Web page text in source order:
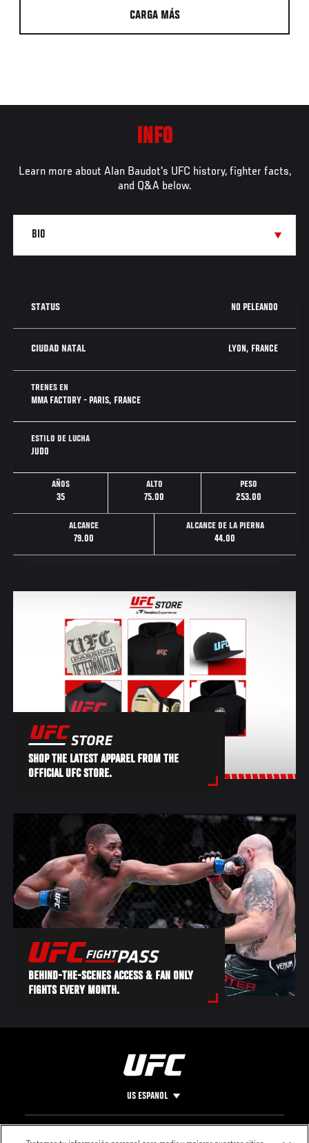
CARGA MÁS
INFO
Learn more about Alan Baudot's UFC history, fighter facts,
and Q&A below.
STATUS NO PELEANDO
CIUDAD NATAL LYON, FRANCE
TRENES EN
MMA FACTORY - PARIS, FRANCE
ESTILO DE LUCHA
JUDO
AÑOS
35
ALTO
75.00
PESO
253.00
ALCANCE
79.00
ALCANCE DE LA PIERNA
44.00
SHOP THE LATEST APPAREL FROM THE
OFFICIAL UFC STORE.
BEHIND-THE-SCENES ACCESS & FAN ONLY
FIGHTS EVERY MONTH.
US ESPANOL